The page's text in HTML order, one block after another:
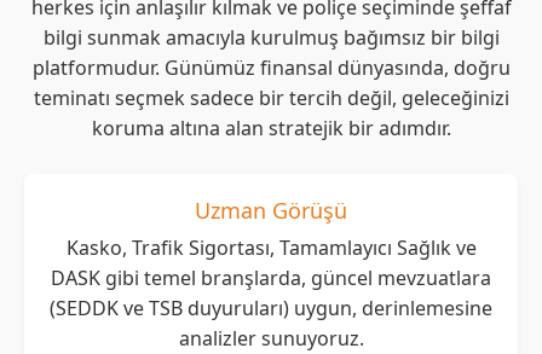
herkes için anlaşılır kılmak ve poliçe seçiminde şeffaf
bilgi sunmak amacıyla kurulmuş bağımsız bir bilgi
platformudur. Günümüz finansal dünyasında, doğru
teminatı seçmek sadece bir tercih değil, geleceğinizi
koruma altına alan stratejik bir adımdır.
Uzman Görüşü
Kasko, Trafik Sigortası, Tamamlayıcı Sağlık ve
DASK gibi temel branşlarda, güncel mevzuatlara
(SEDDK ve TSB duyuruları) uygun, derinlemesine
analizler sunuyoruz.